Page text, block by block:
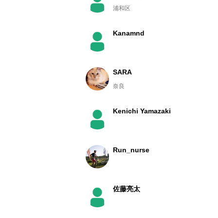
浦和区
Kanamnd
SARA
奈良
Kenichi Yamazaki
Run_nurse
佐藤亮太